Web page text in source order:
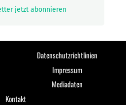
jetzt abonnieren
Datenschutzrichtlinien
Impressum
Mediadaten
Kontakt